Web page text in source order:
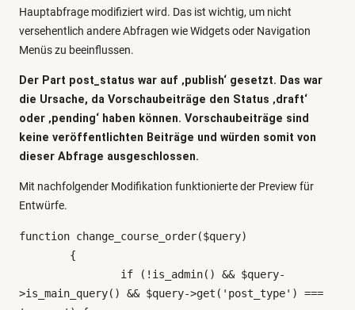
Hauptabfrage modifiziert wird. Das ist wichtig, um nicht
versehentlich andere Abfragen wie Widgets oder Navigation
Menüs zu beeinflussen.
Der Part post_status war auf ‚publish‘ gesetzt. Das war
die Ursache, da Vorschaubeiträge den Status ‚draft‘
oder ‚pending‘ haben können. Vorschaubeiträge sind
keine veröffentlichten Beiträge und würden somit von
dieser Abfrage ausgeschlossen.
Mit nachfolgender Modifikation funktionierte der Preview für
Entwürfe.
function change_course_order($query)
>is_main_query() && $query->get('post_type') ===